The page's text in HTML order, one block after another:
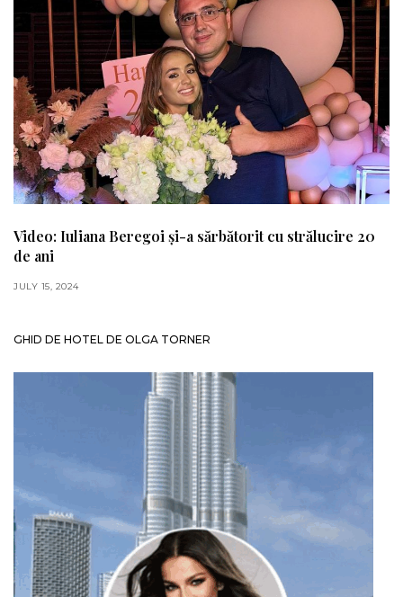
Video: Iuliana Beregoi și-a sărbătorit cu strălucire 20
de ani
JULY 15, 2024
GHID DE HOTEL DE OLGA TORNER